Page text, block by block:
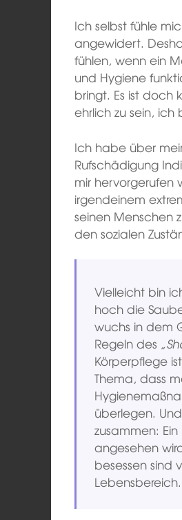
Ich selbst fühle
angewidert.
fühlen, wenn ein
und Hygiene
bringt. Es ist doch
ehrlich zu sein, ich
Ich habe über
Rufschädigung
mir hervorgerufen
irgendeinem
seinen Menschen
den sozialen
Vielleicht bin
hoch die
wuchs in dem
Regeln des
Körperpflege
Thema, dass
überlegen.
zusammen:
angesehen
besessen sind
Lebensbereich.